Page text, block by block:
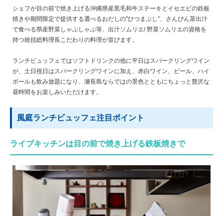
シェフが目の前で焼き上げる沖縄県産黒毛和牛ステーキとイセエビの鉄板
焼きや期間限定で提供する選べるおだしの"ひつまぶし”、さんぴん茶出汁
で食べる県産野菜しゃぶしゃぶ等、出汁ソムリエ/ 野菜ソムリエの資格を
持つ統括総料理長こだわりの料理が並びます。
ランチビュッフェではソフトドリンクの他に平日はスパークリングワイン
が、土日祝日はスパークリングワインに加え、赤白ワイン、ビール、ハイ
ボールも飲み放題になり、瀬長島ならではの景色とともにちょっと贅沢な
昼時間をお楽しみいただけます。
風庭ランチビュッフェ注目ポイント
ライブキッチンは目の前で焼き上げる鉄板焼きで